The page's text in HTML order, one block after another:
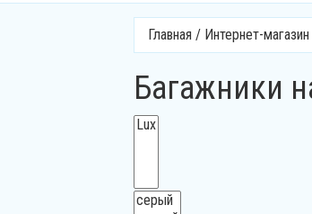
Главная / Интернет-магазин
Багажники